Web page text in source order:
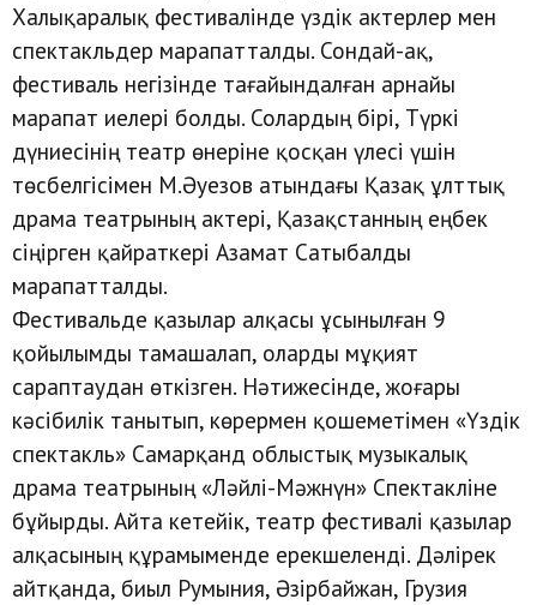
Халықаралық фестивалінде үздік актерлер мен
спектакльдер марапатталды. Сондай-ақ,
фестиваль негізінде тағайындалған арнайы
марапат иелері болды. Солардың бірі, Түркі
дүниесінің театр өнеріне қосқан үлесі үшін
төсбелгісімен М.Әуезов атындағы Қазақ ұлттық
драма театрының актері, Қазақстанның еңбек
сіңірген қайраткері Азамат Сатыбалды
марапатталды.
Фестивальде қазылар алқасы ұсынылған 9
қойылымды тамашалап, оларды мұқият
сараптаудан өткізген. Нәтижесінде, жоғары
кәсібилік танытып, көрермен қошеметімен «Үздік
спектакль» Самарқанд облыстық музыкалық
драма театрының «Ләйлі-Мәжнүн» Спектакліне
бұйырды. Айта кетейік, театр фестивалі қазылар
алқасының құрамыменде ерекшеленді. Дәлірек
айтқанда, биыл Румыния, Әзірбайжан, Грузия